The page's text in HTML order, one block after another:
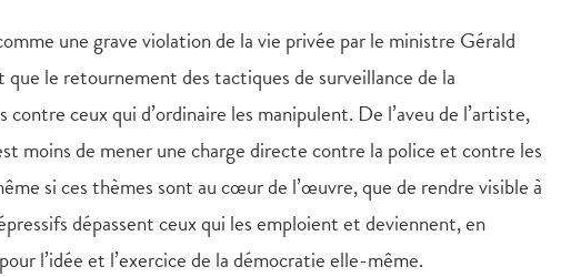
une grave violation de la vie privée par le ministre Gérald
que le retournement des tactiques de surveillance de la
ceux qui d’ordinaire les manipulent. De l’aveu de l’artiste,
moins de mener une charge directe contre la police et contre les
si ces thèmes sont au cœur de l’œuvre, que de rendre visible à
dépassent ceux qui les emploient et deviennent, en
l’idée et l’exercice de la démocratie elle-même.